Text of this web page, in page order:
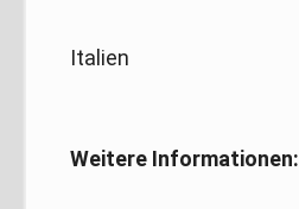
Italien
Weitere Informationen: